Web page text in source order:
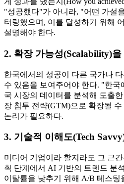
"성공했다"가 아니라, "어떤 가설
터링했으며, 이를 달성하기 위해
설명해야 한다.
2. 확장 가능성(Scalability)
한국에서의 성공이 다른 국가나
수 있음을 보여주어야 한다. "한
국 시장의 데이터를 분석해 도출
장 침투 전략(GTM)으로 확장될
논리가 필요하다.
3. 기술적 이해도(Tech
미디어 기업이라 할지라도 그 근
획 단계에서 AI 기반의 트렌드 분
이탈률을 낮추기 위해 A/B 테스팅